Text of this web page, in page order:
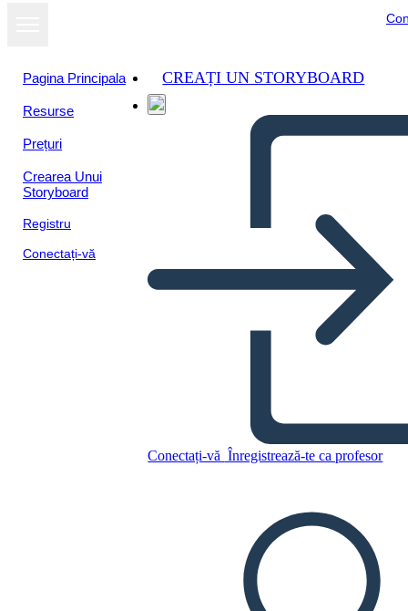
Pagina Principala
Resurse
Prețuri
Crearea Unui
Storyboard
Registru
Conectați-vă
CREAȚI UN STORYBOARD
Conectați-vă Înregistrează-te ca profesor
המהפכה הצרפתית - קריקטורות
פוליטיות: נפוליאון
Copiați acest Storyboard
CREAȚI UN STORYBOARD
REDAȚI PREZENTAREA DE DIAPOZITIVE